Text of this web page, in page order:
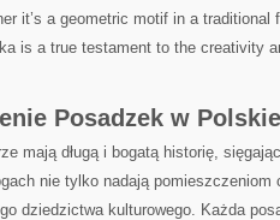
it’s a geometric motif in​ a traditional⁣
is a true⁤ testament to the creativity
Posadzek w
mają długą i ‍bogatą historię,
​nie tylko nadają
dziedzictwa kulturowego. Każda